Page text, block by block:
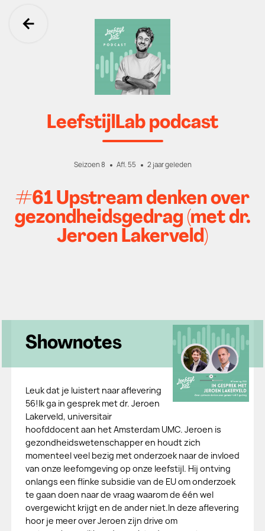
Ga terug
LeefstijlLab podcast
Seizoen 8 Afl. 55 2 jaar geleden
#61 Upstream denken over
gezondheidsgedrag (met dr.
Jeroen Lakerveld)
Shownotes
Leuk dat je luistert naar aflevering
56!Ik ga in gesprek met dr. Jeroen
Lakerveld, universitair
hoofddocent aan het Amsterdam UMC. Jeroen is
gezondheidswetenschapper en houdt zich
momenteel veel bezig met onderzoek naar de invloed
van onze leefomgeving op onze leefstijl. Hij ontving
onlangs een flinke subsidie van de EU om onderzoek
te gaan doen naar de vraag waarom de één wel
overgewicht krijgt en de ander niet.In deze aflevering
hoor je meer over Jeroen zijn drive om